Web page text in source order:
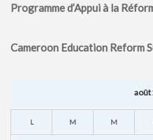
Programme d’Appui à la
Cameroon Education Reform
août
L M M